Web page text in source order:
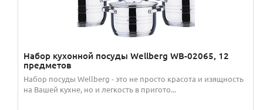
Набор кухонной посуды Wellberg WB-02065, 12
предметов
Набор посуды Wellberg - это не просто красота и изящность
на Вашей кухне, но и легкость в пригото...